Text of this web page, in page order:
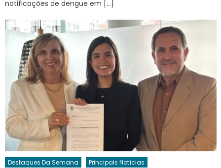
notificações de dengue em […]
Destaques Da Semana Principais Notícias